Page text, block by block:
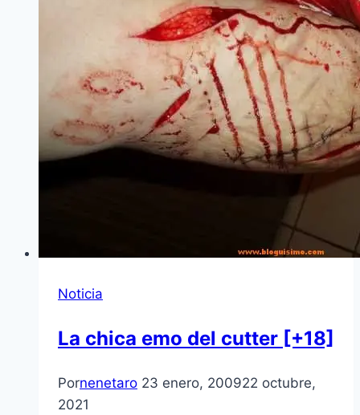
Noticia
La chica emo del cutter [+18]
Pornenetaro 23 enero, 200922 octubre,
2021